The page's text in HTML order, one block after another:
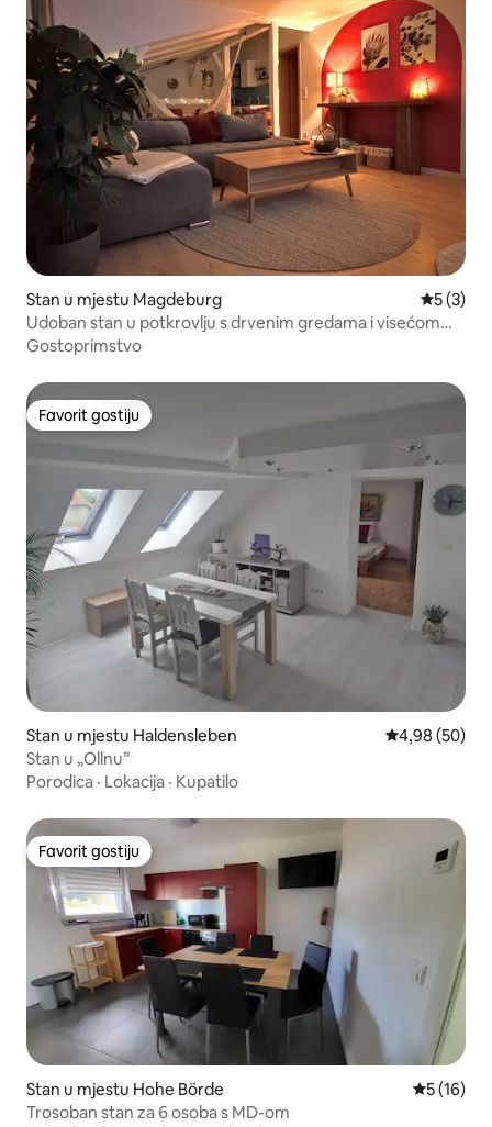
Stan u mjestu Magdeburg
5 (3)
Udoban stan u potkrovlju s drvenim gredama i visećom
ležaljkom
Gostoprimstvo
Favorit gostiju
Favorit gostiju
Stan u mjestu Haldensleben Prosječna
4,98 (50)
Stan u „Ollnu”
Porodica · Lokacija · Kupatilo
Favorit gostiju
Favorit gostiju
Stan u mjestu Hohe Börde Prosječna
5 (16)
Trosoban stan za 6 osoba s MD-om